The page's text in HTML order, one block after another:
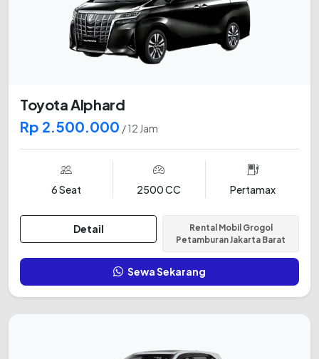
Toyota Alphard
Rp 2.500.000 / 12 Jam
6 Seat 2500 CC Pertamax
Detail
Rental Mobil Grogol
Petamburan Jakarta Barat
Sewa Sekarang